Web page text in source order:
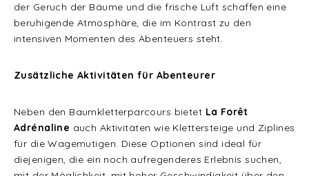
der Geruch der Bäume und die frische Luft schaffen eine
beruhigende Atmosphäre, die im Kontrast zu den
intensiven Momenten des Abenteuers steht.
Zusätzliche Aktivitäten für Abenteurer
Neben den Baumkletterparcours bietet La Forêt
Adrénaline auch Aktivitäten wie Klettersteige und Ziplines
für die Wagemutigen. Diese Optionen sind ideal für
diejenigen, die ein noch aufregenderes Erlebnis suchen,